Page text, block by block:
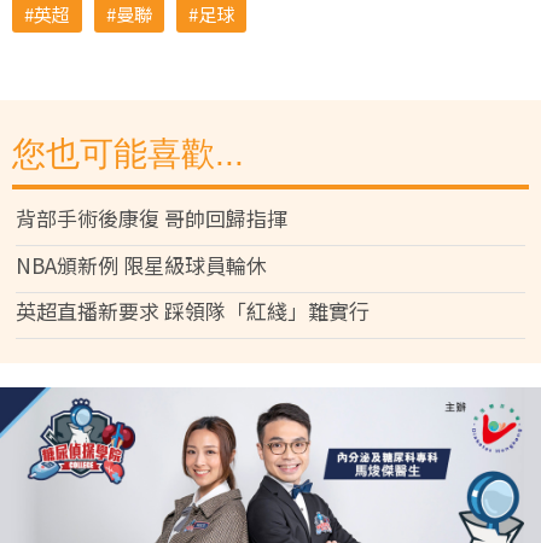
英超 曼聯 足球
您也可能喜歡...
背部手術後康復 哥帥回歸指揮
NBA頒新例 限星級球員輪休
英超直播新要求 踩領隊「紅綫」難實行